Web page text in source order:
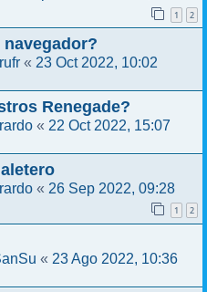
1 2
« 23 Oct 2022, 10:02
Renegade?
« 22 Oct 2022, 15:07
« 26 Sep 2022, 09:28
1 2
« 23 Ago 2022, 10:36